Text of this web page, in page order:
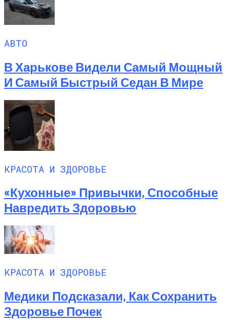
АВТО
В Харькове Видели Самый Мощный
И Самый Быстрый Седан В Мире
КРАСОТА И ЗДОРОВЬЕ
«Кухонные» Привычки, Способные
Навредить Здоровью
КРАСОТА И ЗДОРОВЬЕ
Медики Подсказали, Как Сохранить
Здоровье Почек